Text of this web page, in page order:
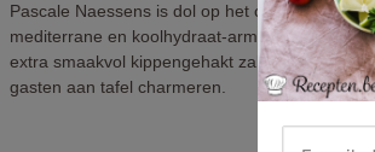
Pascale Naessens is dol op het concept. Haar
mediterrane en koolhydraat-arme versie met
extra smaakvol kippengehakt zal heel wat
gasten aan tafel charmeren.